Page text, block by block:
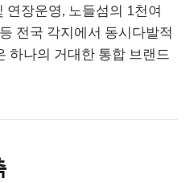
연장운영, 노들섬의 1천여
전국 각지에서 동시다발적
하나의 거대한 통합 브랜드